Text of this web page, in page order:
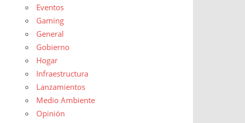
Eventos
Gaming
General
Gobierno
Hogar
Infraestructura
Lanzamientos
Medio Ambiente
Opinión